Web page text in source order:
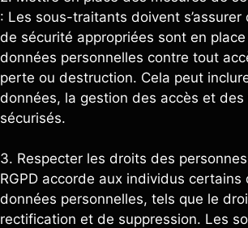
: Les sous-traitants doivent s’assurer
de sécurité appropriées sont en
données personnelles contre tout
perte ou destruction. Cela peut
données, la gestion des accès et
sécurisés.
3. Respecter les droits des
RGPD accorde aux individus certains
données personnelles, tels que le
rectification et de suppression. Les